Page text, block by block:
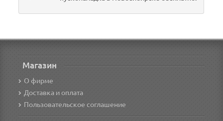
Магазин
О фирме
Доставка и оплата
Пользовательское соглашение